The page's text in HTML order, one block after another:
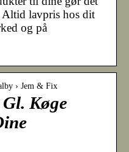
Altid lavpris hos dit
og på
› Jem & Fix
Køge